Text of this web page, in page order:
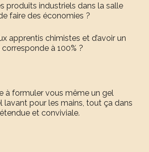
produits industriels dans la salle
faire des économies ?
apprentis chimistes et d’avoir un
à 100% ?
à formuler vous même un gel
lavant pour les mains, tout ça dans
et conviviale.